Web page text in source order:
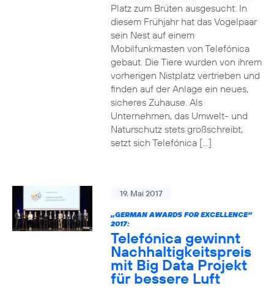
Platz zum Brüten ausgesucht: In
diesem Frühjahr hat das Vogelpaar
sein Nest auf einem
Mobilfunkmasten von Telefónica
gebaut. Die Tiere wurden von ihrem
vorherigen Nistplatz vertrieben und
finden auf der Anlage ein neues,
sicheres Zuhause. Als
Unternehmen, das Umwelt- und
Naturschutz stets großschreibt,
setzt sich Telefónica […]
19. Mai 2017
„GERMAN AWARDS FOR EXCELLENCE“
2017:
Telefónica gewinnt
Nachhaltigkeitspreis
mit Big Data Projekt
für bessere Luft